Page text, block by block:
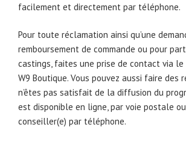
facilement et directement par téléphone.
Pour toute réclamation ainsi qu’une
remboursement de commande ou pour
castings, faites une prise de contact via
W9 Boutique. Vous pouvez aussi faire des
n’êtes pas satisfait de la diffusion du
est disponible en ligne, par voie postale
conseiller(e) par téléphone.